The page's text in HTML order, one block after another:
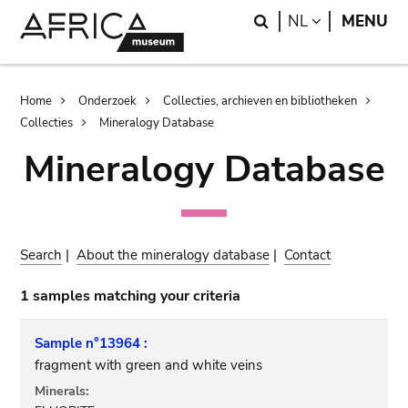
Search
NL LANGUAGE
MENU
Breadcrumb
Home Onderzoek
Collecties, archieven en bibliotheken
Collecties
Mineralogy Database
Mineralogy Database
Search |About the mineralogy database | Contact
1 samples matching your criteria
Sample n°13964 :
fragment with green and white veins
Minerals: